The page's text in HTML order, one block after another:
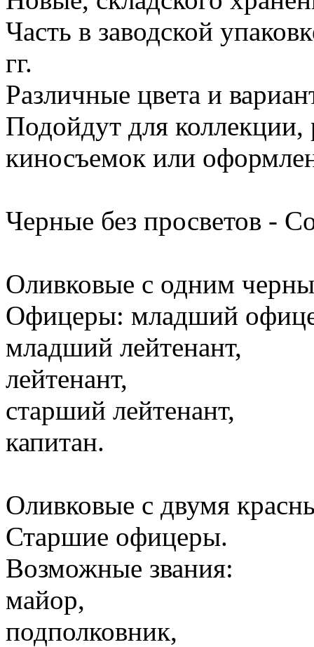
Часть в заводской
гг.
Различные цвета и
Подойдут для коллекции,
киносъемок или
Черные без просветов -
Оливковые с одним
Офицеры: младший
младший лейтенант,
лейтенант,
старший лейтенант,
капитан.
Оливковые с двумя
Старшие офицеры.
Возможные звания:
майор,
подполковник,